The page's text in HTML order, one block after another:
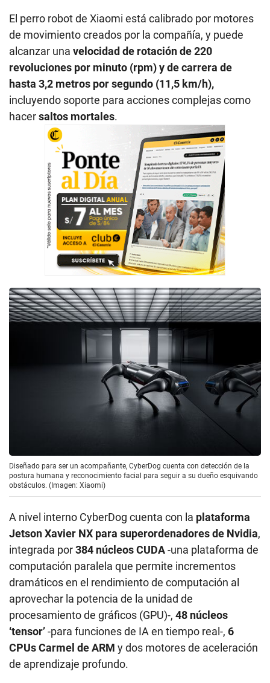
El perro robot de Xiaomi está calibrado por motores
de movimiento creados por la compañía, y puede
alcanzar una velocidad de rotación de 220
revoluciones por minuto (rpm) y de carrera de
hasta 3,2 metros por segundo (11,5 km/h),
incluyendo soporte para acciones complejas como
hacersaltos mortales.
Diseñado para ser un acompañante, CyberDog cuenta con detección de la
postura humana y reconocimiento facial para seguir a su dueño esquivando
obstáculos. (Imagen: Xiaomi)
A nivel interno CyberDog cuenta con la plataforma
Jetson Xavier NX para superordenadores de Nvidia,
integrada por384 núcleos CUDA-una plataforma de
computación paralela que permite incrementos
dramáticos en el rendimiento de computación al
aprovechar la potencia de la unidad de
procesamiento de gráficos (GPU)-, 48 núcleos
‘tensor’-para funciones de IA en tiempo real-, 6
CPUs Carmel de ARM y dos motores de aceleración
de aprendizaje profundo.